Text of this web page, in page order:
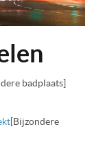
badplaats]
[Bijzondere